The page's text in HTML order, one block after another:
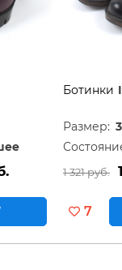
Ботинки
Размер:
1 321 руб.
7